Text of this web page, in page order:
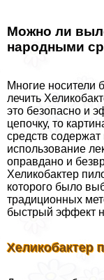
Можно ли
народными
Многие носители
лечить
это безопасно и
цепочку, то
средств
использование
оправдано и
Хеликобактер
которого было
традиционных
быстрый эффект
Хеликобактер